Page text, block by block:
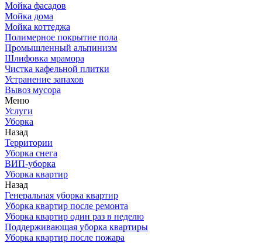
Мойка фасадов
Мойка дома
Мойка коттеджа
Полимерное покрытие пола
Промышленный альпинизм
Шлифовка мрамора
Чистка кафельной плитки
Устранение запахов
Вывоз мусора
Меню
Услуги
Уборка
Назад
Территории
Уборка снега
ВИП-уборка
Уборка квартир
Назад
Генеральная уборка квартир
Уборка квартир после ремонта
Уборка квартир один раз в неделю
Поддерживающая уборка квартиры
Уборка квартир после пожара